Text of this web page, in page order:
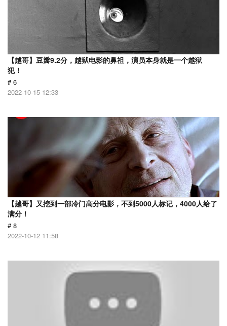
【越哥】豆瓣9.2分，越狱电影的鼻祖，演员本身就是一个越狱
犯！
# 6
2022-10-15 12:33
【越哥】又挖到一部冷门高分电影，不到5000人标记，4000人给了
满分！
# 8
2022-10-12 11:58